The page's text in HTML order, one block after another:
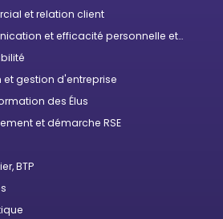
et relation client
et efficacité personnelle et
gestion d'entreprise
des Élus
et démarche RSE
BTP